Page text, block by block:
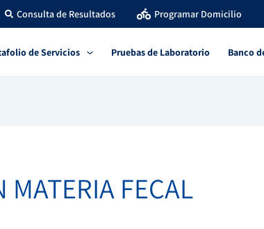
Consulta de Resultados Programar Domicilio
de Servicios Pruebas de Laboratorio Banco
MATERIA FECAL